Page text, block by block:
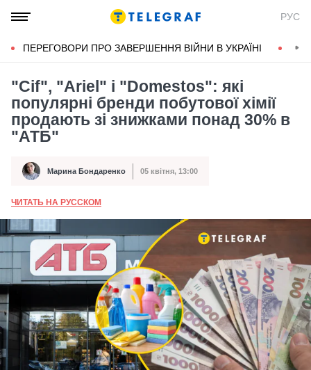
РУС
ПЕРЕГОВОРИ ПРО ЗАВЕРШЕННЯ ВІЙНИ В УКРАЇНІ
"Cif", "Ariel" і "Domestos": які
популярні бренди побутової хімії
продають зі знижками понад 30% в
"АТБ"
Автор Марина Бондаренко
Дата публікації 05 квітня, 13:00
ЧИТАТЬ НА РУССКОМ